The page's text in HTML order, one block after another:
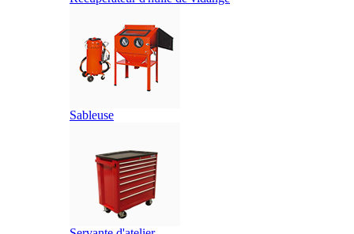
Sableuse